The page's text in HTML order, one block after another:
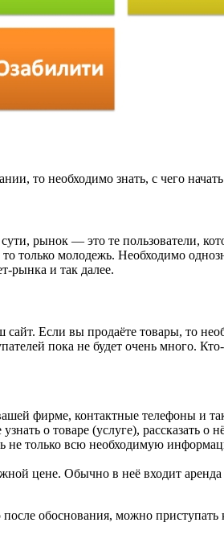
то необходимо знать, с чего
рынок — это те пользователи,
только молодежь. Необходимо
рынка и так далее.
Если вы продаёте товары, то
пока не будет очень много.
фирме, контактные телефоны и
о товаре (услуге), рассказать о
не только всю необходимую
цене. Обычно в неё входит
обоснования, можно приступать